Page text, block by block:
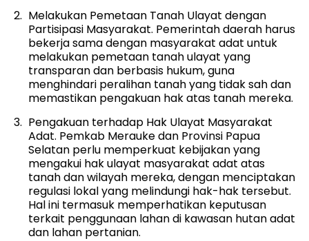
Melakukan Pemetaan Tanah Ulayat dengan
Partisipasi Masyarakat. Pemerintah daerah harus
bekerja sama dengan masyarakat adat untuk
melakukan pemetaan tanah ulayat yang
transparan dan berbasis hukum, guna
menghindari peralihan tanah yang tidak sah dan
memastikan pengakuan hak atas tanah mereka.
Pengakuan terhadap Hak Ulayat Masyarakat
Adat. Pemkab Merauke dan Provinsi Papua
Selatan perlu memperkuat kebijakan yang
mengakui hak ulayat masyarakat adat atas
tanah dan wilayah mereka, dengan menciptakan
regulasi lokal yang melindungi hak-hak tersebut.
Hal ini termasuk memperhatikan keputusan
terkait penggunaan lahan di kawasan hutan adat
dan lahan pertanian.